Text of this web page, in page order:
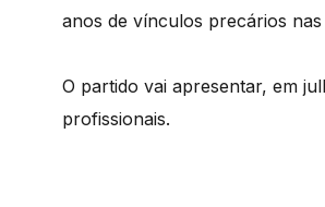
anos de vínculos precários nas
O partido vai apresentar, em
profissionais.